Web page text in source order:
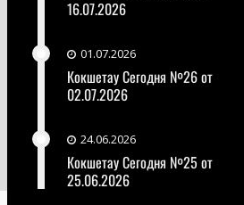
16.07.2026
01.07.2026
Кокшетау Сегодня №26 от
02.07.2026
24.06.2026
Кокшетау Сегодня №25 от
25.06.2026